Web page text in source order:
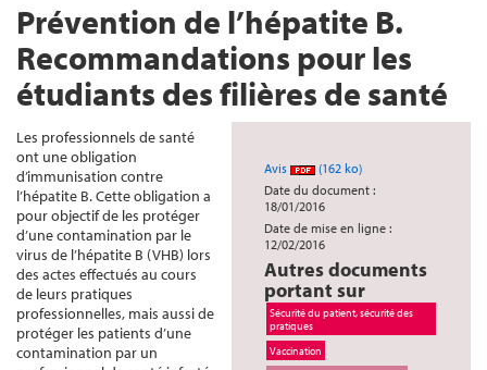
Prévention de l’hépatite B.
Recommandations pour les
étudiants des filières de santé
Avis
(162 ko)
Date du document :
18/01/2016
Date de mise en ligne :
12/02/2016
Autres documents
portant sur
Sécurité du patient, sécurité des
pratiques
Vaccination
Les professionnels de santé
ont une obligation
d’immunisation contre
l’hépatite B. Cette obligation a
pour objectif de les protéger
d’une contamination par le
virus de l’hépatite B (VHB) lors
des actes effectués au cours
de leurs pratiques
professionnelles, mais aussi de
protéger les patients d’une
contamination par un